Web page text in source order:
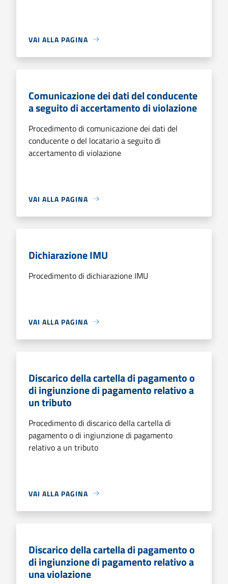
VAI ALLA PAGINA
Comunicazione dei dati del conducente
a seguito di accertamento di violazione
Procedimento di comunicazione dei dati del
conducente o del locatario a seguito di
accertamento di violazione
VAI ALLA PAGINA
Dichiarazione IMU
Procedimento di dichiarazione IMU
VAI ALLA PAGINA
Discarico della cartella di pagamento o
di ingiunzione di pagamento relativo a
un tributo
Procedimento di discarico della cartella di
pagamento o di ingiunzione di pagamento
relativo a un tributo
VAI ALLA PAGINA
Discarico della cartella di pagamento o
di ingiunzione di pagamento relativo a
una violazione